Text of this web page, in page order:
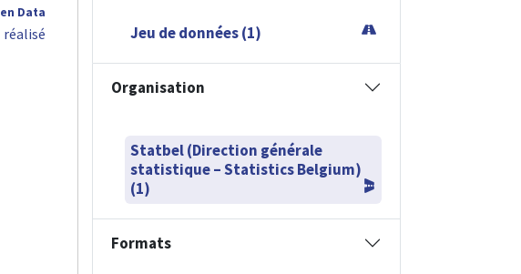
Data
Jeu de données (1)
Organisation
Statbel (Direction générale
statistique – Statistics Belgium)
(1)
Formats